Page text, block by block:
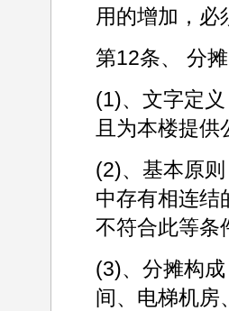
用的增加，必
第12条、 分
(1)、文字定
且为本楼提
(2)、基本原
中存有相连结
不符合此等条
(3)、分摊构
间、电梯机房